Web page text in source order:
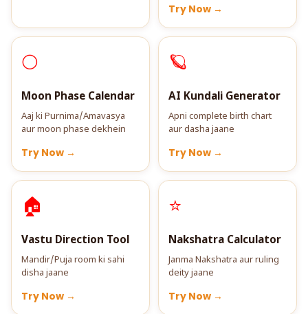
Try Now →
🌕
Moon Phase Calendar
Aaj ki Purnima/Amavasya
aur moon phase dekhein
Try Now →
🪐
AI Kundali Generator
Apni complete birth chart
aur dasha jaane
Try Now →
🏠
Vastu Direction Tool
Mandir/Puja room ki sahi
disha jaane
Try Now →
⭐
Nakshatra Calculator
Janma Nakshatra aur ruling
deity jaane
Try Now →